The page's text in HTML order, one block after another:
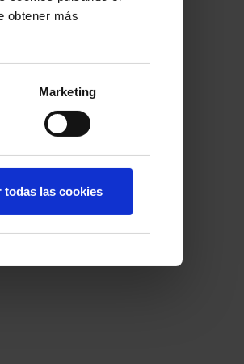
obtener más
Marketing
todas las cookies